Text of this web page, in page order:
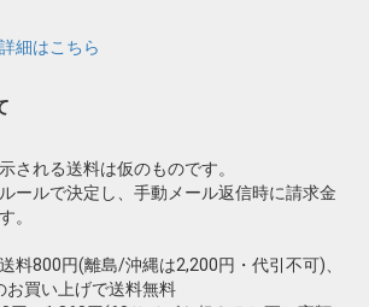
細はこちら
される送料は仮のものです。
ールで決定し、手動メール返信時に請求金
。
料800円(離島/沖縄は2,200円・代引不可)、
お買い上げで送料無料